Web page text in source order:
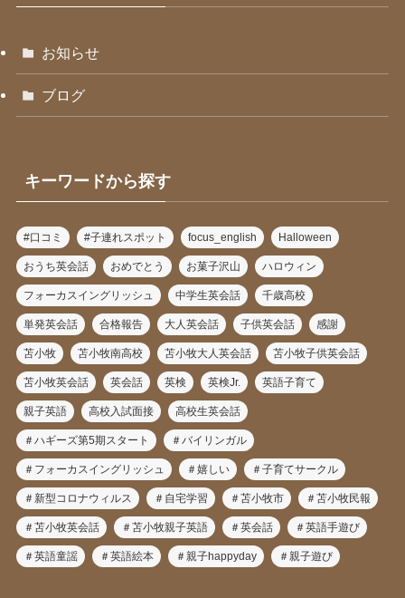
お知らせ
ブログ
キーワードから探す
#口コミ #子連れスポット focus_english Halloween
おうち英会話 おめでとう お菓子沢山 ハロウィン
フォーカスイングリッシュ 中学生英会話 千歳高校
単発英会話 合格報告 大人英会話 子供英会話 感謝
苫小牧 苫小牧南高校 苫小牧大人英会話 苫小牧子供英会話
苫小牧英会話 英会話 英検 英検Jr. 英語子育て
親子英語 高校入試面接 高校生英会話
＃ハギーズ第5期スタート ＃バイリンガル
＃フォーカスイングリッシュ ＃嬉しい ＃子育てサークル
＃新型コロナウィルス ＃自宅学習 ＃苫小牧市 ＃苫小牧民報
＃苫小牧英会話 ＃苫小牧親子英語 ＃英会話 ＃英語手遊び
＃英語童謡 ＃英語絵本 ＃親子happyday ＃親子遊び